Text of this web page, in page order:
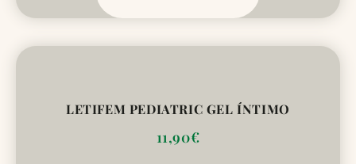
LETIFEM PEDIATRIC GEL ÍNTIMO
11,90€